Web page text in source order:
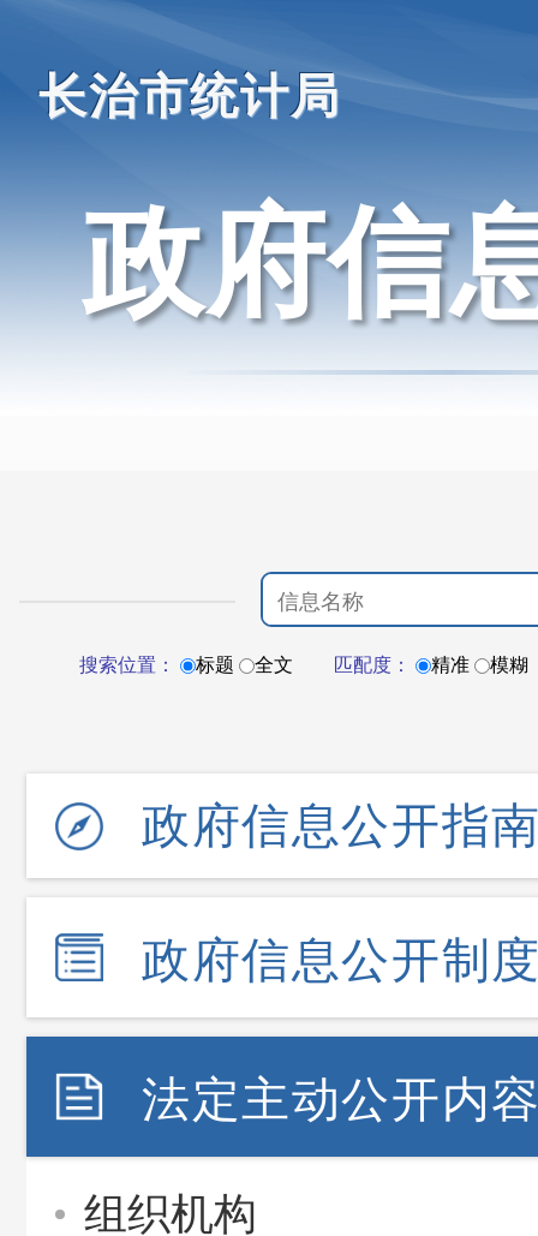
长治市统计局
政府信
搜索位置： 标题 全文 匹配度： 精准 模糊
政府信息公开指
政府信息公开制
法定主动公开内
组织机构